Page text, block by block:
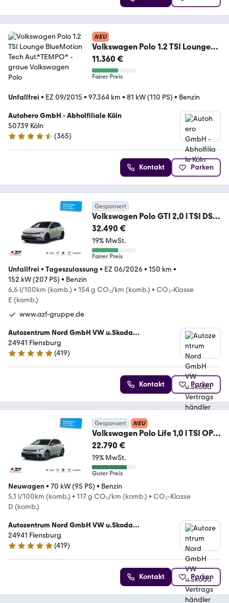
NEU
Volkswagen Polo 1.2 TSI Lounge
BlueMotion Tech Aut.*TEMPO*
11.360 €
Fairer Preis
Unfallfrei • EZ 09/2015 • 97.364 km • 81 kW (110 PS) • Benzin
Autohero GmbH - Abholfiliale Köln
50739 Köln
4.6 Sterne
(365)
Kontakt Parken
Gesponsert
Volkswagen Polo GTI 2,0 l TSI DSG
PANO+MATRIX
32.490 €
19% MwSt.
Fairer Preis
Unfallfrei • Tageszulassung • EZ 06/2026• 150 km •
152 kW (207 PS) • Benzin
6,6 l/100km (komb.) • 154 g CO₂/km (komb.) • CO₂-Klasse
E (komb.)
www.azf-gruppe.de
Autozentrum Nord GmbH VW u.Skoda
Vertragshändler
24941 Flensburg
4.9 Sterne
(419)
Kontakt Parken
Gesponsert NEU
Volkswagen Polo Life 1,0 l TSI OPF
70 kW (95 PS) 5-Gang
22.790 €
19% MwSt.
Guter Preis
Neuwagen• 70 kW (95 PS) • Benzin
5,1 l/100km (komb.) • 117 g CO₂/km (komb.) • CO₂-Klasse
D (komb.)
Autozentrum Nord GmbH VW u.Skoda
Vertragshändler
24941 Flensburg
4.9 Sterne
(419)
Kontakt Parken